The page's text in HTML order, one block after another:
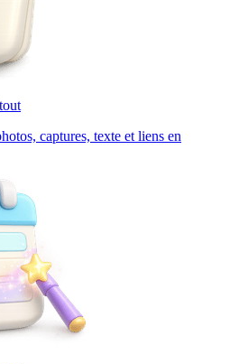
captures, texte et liens en